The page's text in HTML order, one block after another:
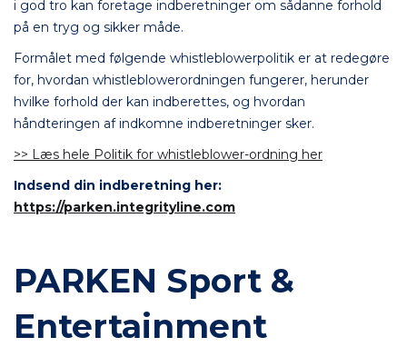
i god tro kan foretage indberetninger om sådanne forhold
på en tryg og sikker måde.
Formålet med følgende whistleblowerpolitik er at redegøre
for, hvordan whistleblowerordningen fungerer, herunder
hvilke forhold der kan indberettes, og hvordan
håndteringen af indkomne indberetninger sker.
>> Læs hele Politik for whistleblower-ordning her
Indsend din indberetning her:
https://parken.integrityline.com
PARKEN Sport &
Entertainment